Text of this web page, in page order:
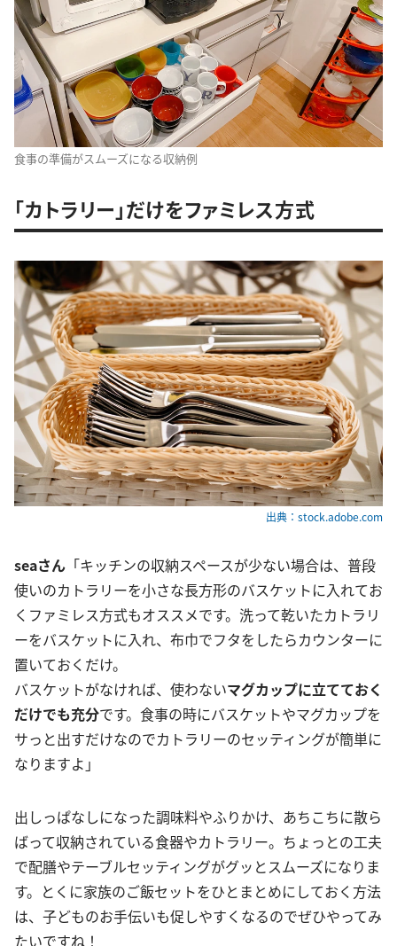
食事の準備がスムーズになる収納例
「カトラリー」だけをファミレス方式
出典：stock.adobe.com
seaさん 「キッチンの収納スペースが少ない場合は、普段
使いのカトラリーを小さな長方形のバスケットに入れてお
くファミレス方式もオススメです。洗って乾いたカトラリ
ーをバスケットに入れ、布巾でフタをしたらカウンターに
置いておくだけ。
バスケットがなければ、使わないマグカップに立てておく
だけでも充分です。食事の時にバスケットやマグカップを
サっと出すだけなのでカトラリーのセッティングが簡単に
なりますよ」
出しっぱなしになった調味料やふりかけ、あちこちに散ら
ばって収納されている食器やカトラリー。ちょっとの工夫
で配膳やテーブルセッティングがグッとスムーズになりま
す。とくに家族のご飯セットをひとまとめにしておく方法
は、子どものお手伝いも促しやすくなるのでぜひやってみ
たいですね！